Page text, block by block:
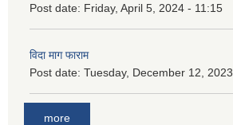
Post date: Friday, April 5, 2024 - 11:15
विदा माग फाराम
Post date: Tuesday, December 12,
more